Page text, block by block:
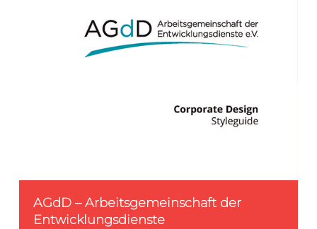
AGdD – Arbeitsgemeinschaft der
Entwicklungsdienste